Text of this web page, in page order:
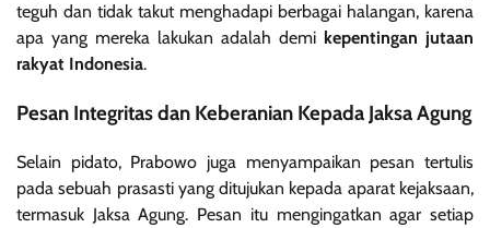
teguh dan tidak takut menghadapi berbagai halangan, karena
apa yang mereka lakukan adalah demi kepentingan jutaan
rakyat Indonesia.
Pesan Integritas dan Keberanian Kepada Jaksa Agung
Selain pidato, Prabowo juga menyampaikan pesan tertulis
pada sebuah prasasti yang ditujukan kepada aparat kejaksaan,
termasuk Jaksa Agung. Pesan itu mengingatkan agar setiap